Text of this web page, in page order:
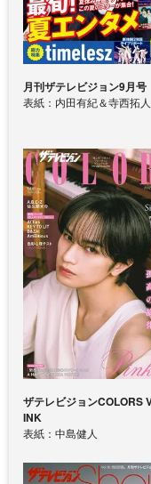
月刊ザテレビジョン9月号
表紙：内田有紀＆寺西拓人
ザテレビジョンCOLORS
INK
表紙：中島健人